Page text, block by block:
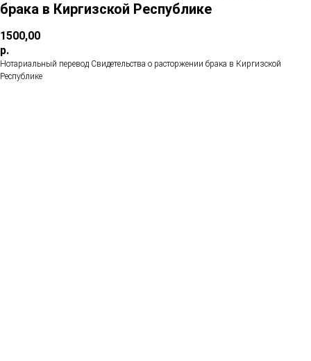
брака в Киргизской Республике​
1500,00
р.
Нотариальный перевод Свидетельства о расторжении брака в Киргизской
Республике